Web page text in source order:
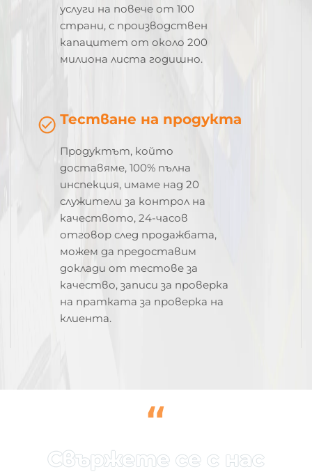
услуги на повече от 100
страни, с производствен
капацитет от около 200
милиона листа годишно.
Тестване на продукта
Продуктът, който
доставяме, 100% пълна
инспекция, имаме над 20
служители за контрол на
качеството, 24-часов
отговор след продажбата,
можем да предоставим
доклади от тестове за
качество, записи за проверка
на пратката за проверка на
клиента.
“